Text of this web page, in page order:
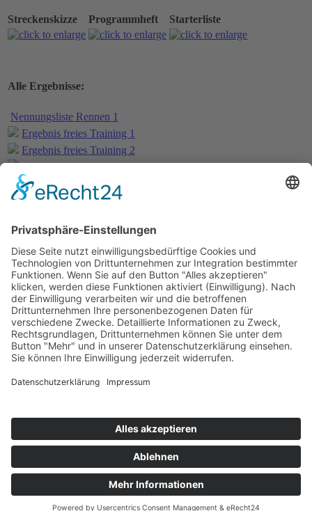
Streckenskizze Programmheft Starterliste
Alle Ergebnisse:
Nennungsliste Rennen 1
Ergebnis freies Training 1
Ergebnis freies Training 2
Bericht freies Training
Ergebnis Zeittraining
Bericht Zeittraining
Ergebnis Rennen 1
Original Zeitnahme
Bericht Rennen 1
Nennungsliste Rennen 2
Startaufstellung Rennen 2
Ergebnis Rennen 2
Original Zeitnahme
Rundentabelle Rennen 2
Bericht Rennen 2
Impressum
Jahrbuch
Cookie-Einstellungen